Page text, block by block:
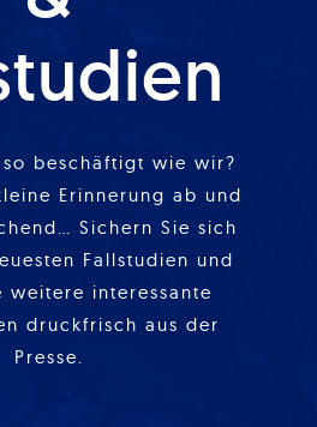
beschäftigt wie wir?
Erinnerung ab und
Sichern Sie sich
Fallstudien und
weitere interessante
druckfrisch aus der
Presse.